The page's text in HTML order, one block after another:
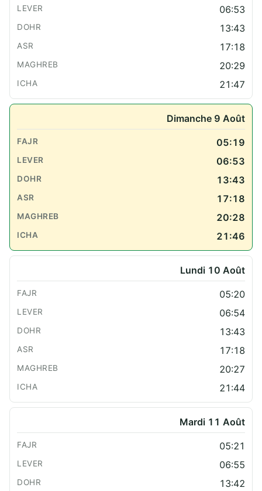
06:53
13:43
17:18
20:29
21:47
Dimanche 9 Août
05:19
06:53
13:43
17:18
20:28
21:46
Lundi 10 Août
05:20
06:54
13:43
17:18
20:27
21:44
Mardi 11 Août
05:21
06:55
13:42